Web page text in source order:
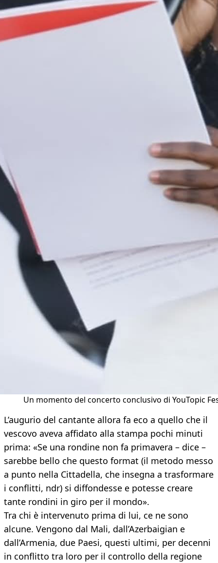
Un momento del concerto conclusivo di YouTopic
L’augurio del cantante allora fa eco a quello che il
vescovo aveva affidato alla stampa pochi minuti
prima: «Se una rondine non fa primavera – dice –
sarebbe bello che questo format (il metodo messo
a punto nella Cittadella, che insegna a trasformare
i conflitti, ndr) si diffondesse e potesse creare
tante rondini in giro per il mondo».
Tra chi è intervenuto prima di lui, ce ne sono
alcune. Vengono dal Mali, dall’Azerbaigian e
dall’Armenia, due Paesi, questi ultimi, per decenni
in conflitto tra loro per il controllo della regione